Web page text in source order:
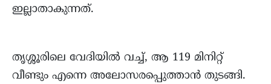
ഇല്ലാതാകുന്നത്.
തൃശ്ശൂരിലെ വേദിയിൽ വച്ച്, ആ 119 മിനിറ്റ്
വീണ്ടും എന്നെ അലോസരപ്പെുത്താന്‍ തുടങ്ങി.